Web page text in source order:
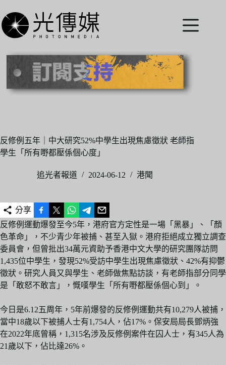
至
主
內
反修例五年｜中大研究52%中學生出現焦慮徵狀 老師指
學生「所有嘢都壓係個心度」
追光者報道 2024-06-12 港聞
分享
反修例運動爆發至今5年，港府官方定性是一場「黑暴」、「顏
色革命」，不少青少年被捕、甚至入獄。港府拒絕成立獨立調查
委員會，但曾批出34萬元資助予香港中文大學的研究團隊訪問
1,435位中學生，發現52%受訪中學生出現焦慮徵狀、42%有抑鬱
徵狀。研究人員又與學生、老師做焦點訪談，有老師指部分同學
是「敢怒不敢言」，慨嘆學生「所有嘢都壓係個心到」。
今日是6.12五周年，5年前爆發的反修例運動共有10,279人被捕，
當中18歲以下被捕人士有1,754人，佔17%。保安局局長鄧炳強
在2022年底曾稱，1,315名涉及反修例案件在囚人士，有345人為
21歲以下，佔比達26%。